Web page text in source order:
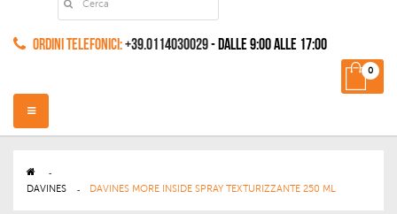
Ordini Telefonici:+39.0114030029- dalle 9:00 alle 17:00
0
Navigazione
Toggle
>
DAVINES
> DAVINES MORE INSIDE SPRAY TEXTURIZZANTE 250 ML